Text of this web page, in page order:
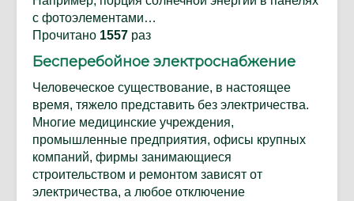
с фотоэлементами…
Прочитано 1557 раз
Бесперебойное электроснабжение
Человеческое существование, в настоящее
время, тяжело представить без электричества.
Многие медицинские учреждения,
промышленные предприятия, офисы крупных
компаний, фирмы занимающиеся
строительством и ремонтом зависят от
электричества, а любое отключение